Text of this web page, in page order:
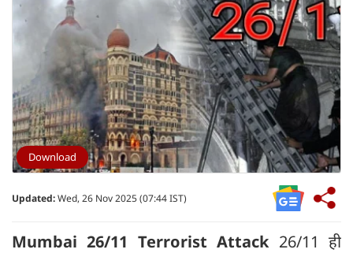
Download
Updated:Wed, 26 Nov 2025 (07:44 IST)
Mumbai 26/11 Terrorist Attack 26/11 ही